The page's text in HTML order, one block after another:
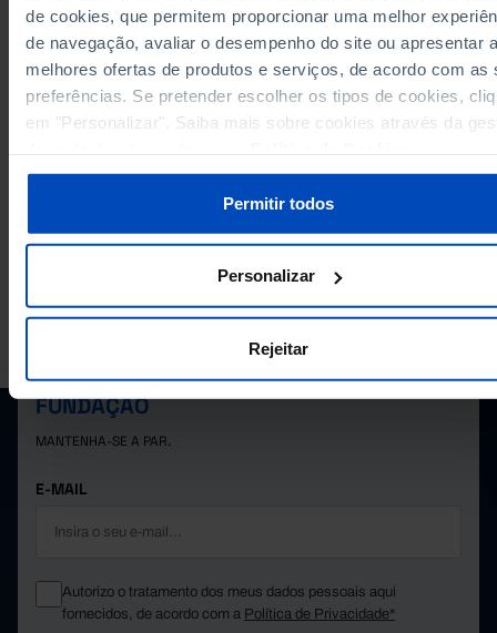
de cookies, que permitem proporcionar uma melhor
de navegação, avaliar o desempenho do site ou apresentar
melhores ofertas de produtos e serviços, de acordo com as
preferências. Se pretender escolher os tipos de cookies,
em "Personalizar". Saiba mais sobre cookies através da
Permitir todos
Personalizar
Rejeitar
RELACIONADOS
Portugal
SUBSCREVER A NEWSLETTER DA
FUNDAÇÃO
MANTENHA-SE A PAR.
E-MAIL
Autorizo o tratamento dos meus dados pessoais aqui
fornecidos, de acordo com a Política de Privacidade*